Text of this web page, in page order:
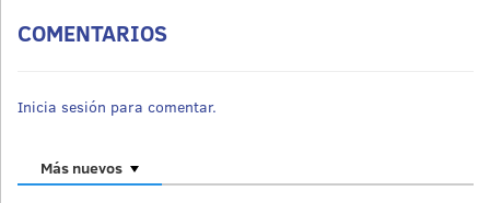
COMENTARIOS
Inicia sesión para comentar.
Más nuevos